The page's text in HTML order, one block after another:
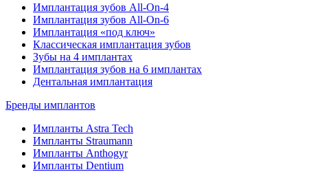
Имплантация зубов All-On-4
Имплантация зубов All-On-6
Имплантация «под ключ»
Классическая имплантация зубов
Зубы на 4 имплантах
Имплантация зубов на 6 имплантах
Дентальная имплантация
Бренды имплантов
Импланты Astra Tech
Импланты Straumann
Импланты Anthogyr
Импланты Dentium